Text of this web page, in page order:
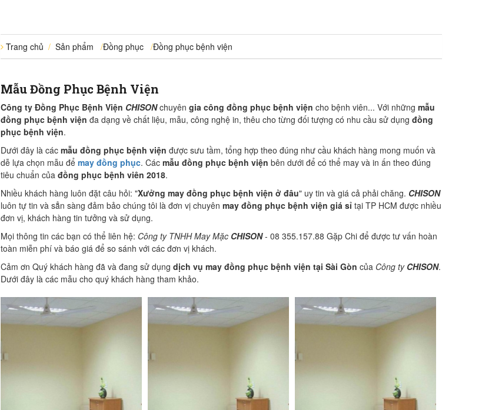
Trang chủ / Sản phẩm /Đồng phục /Đồng phục bệnh viện
Mẫu Đồng Phục Bệnh Viện
Công ty Đồng Phục Bệnh Viện CHISONchuyên gia công đồng phục bệnh viện cho bệnh viên... Với những mẫu
đồng phục bệnh viện đa dạng về chất liệu, mẫu, công nghệ in, thêu cho từng đối tượng có nhu cầu sử dụng đồng
phục bệnh viện.
Dưới đây là các mẫu đồng phục bệnh viện được sưu tầm, tổng hợp theo đúng như cầu khách hàng mong muốn và
dễ lựa chọn mẫu để may đồng phục. Các mẫu đồng phục bệnh viện bên dưới để có thể may và in ấn theo đúng
tiêu chuẩn của đồng phục bệnh viên 2018.
Nhiều khách hàng luôn đặt câu hỏi: "Xưởng may đồng phục bệnh viện ở đâu" uy tin và giá cả phải chăng. CHISON
luôn tự tin và sẳn sàng đảm bảo chúng tôi là đơn vị chuyên may đồng phục bệnh viện giá sỉ tại TP HCM được nhiều
đơn vị, khách hàng tin tưởng và sử dụng.
Mọi thông tin các bạn có thể liên hệ: Công ty TNHH May Mặc CHISON - 08 355.157.88 Gặp Chi để được tư vấn hoàn
toàn miễn phí và báo giá để so sánh với các đơn vị khách.
Cảm ơn Quý khách hàng đã và đang sử dụng dịch vụ may đồng phục bệnh viện tại Sài Gòn của Công ty CHISON.
Dưới đây là các mẫu cho quý khách hàng tham khảo.